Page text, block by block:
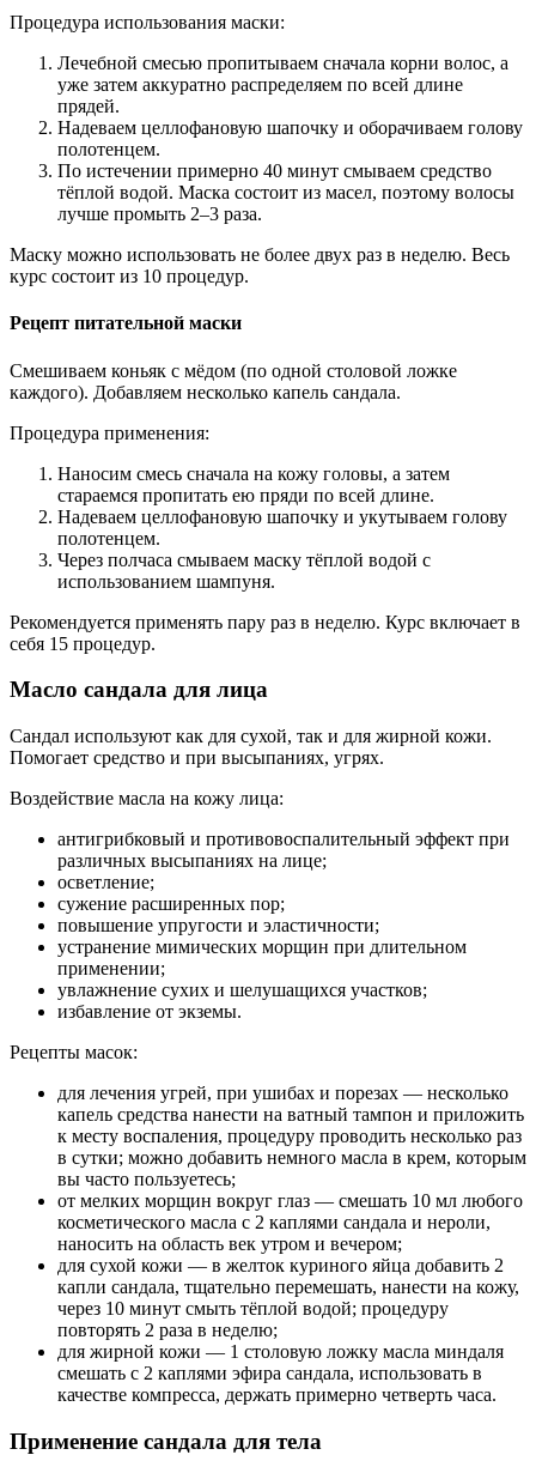
Процедура использования маски:
Лечебной смесью пропитываем сначала корни волос, а
уже затем аккуратно распределяем по всей длине
прядей.
Надеваем целлофановую шапочку и оборачиваем голову
полотенцем.
По истечении примерно 40 минут смываем средство
тёплой водой. Маска состоит из масел, поэтому волосы
лучше промыть 2–3 раза.
Маску можно использовать не более двух раз в неделю. Весь
курс состоит из 10 процедур.
Рецепт питательной маски
Смешиваем коньяк с мёдом (по одной столовой ложке
каждого). Добавляем несколько капель сандала.
Процедура применения:
Наносим смесь сначала на кожу головы, а затем
стараемся пропитать ею пряди по всей длине.
Надеваем целлофановую шапочку и укутываем голову
полотенцем.
Через полчаса смываем маску тёплой водой с
использованием шампуня.
Рекомендуется применять пару раз в неделю. Курс включает в
себя 15 процедур.
Масло сандала для лица
Сандал используют как для сухой, так и для жирной кожи.
Помогает средство и при высыпаниях, угрях.
Воздействие масла на кожу лица:
антигрибковый и противовоспалительный эффект при
различных высыпаниях на лице;
осветление;
сужение расширенных пор;
повышение упругости и эластичности;
устранение мимических морщин при длительном
применении;
увлажнение сухих и шелушащихся участков;
избавление от экземы.
Рецепты масок:
для лечения угрей, при ушибах и порезах — несколько
капель средства нанести на ватный тампон и приложить
к месту воспаления, процедуру проводить несколько раз
в сутки; можно добавить немного масла в крем, которым
вы часто пользуетесь;
от мелких морщин вокруг глаз — смешать 10 мл любого
косметического масла с 2 каплями сандала и нероли,
наносить на область век утром и вечером;
для сухой кожи — в желток куриного яйца добавить 2
капли сандала, тщательно перемешать, нанести на кожу,
через 10 минут смыть тёплой водой; процедуру
повторять 2 раза в неделю;
для жирной кожи — 1 столовую ложку масла миндаля
смешать с 2 каплями эфира сандала, использовать в
качестве компресса, держать примерно четверть часа.
Применение сандала для тела